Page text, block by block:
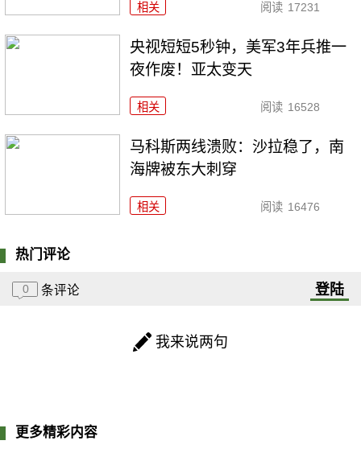
相关 阅读 17231
央视短短5秒钟，美军3年兵推一
夜作废！亚太变天
相关 阅读 16528
马科斯两线溃败：沙拉稳了，南
海牌被东大刺穿
相关 阅读 16476
热门评论
0 条评论 登陆
我来说两句
更多精彩内容